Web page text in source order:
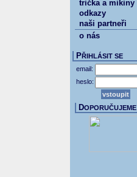
trička a mikiny
odkazy
naši partneři
o nás
PŘIHLÁSIT SE
email:
heslo:
DOPORUČUJEME